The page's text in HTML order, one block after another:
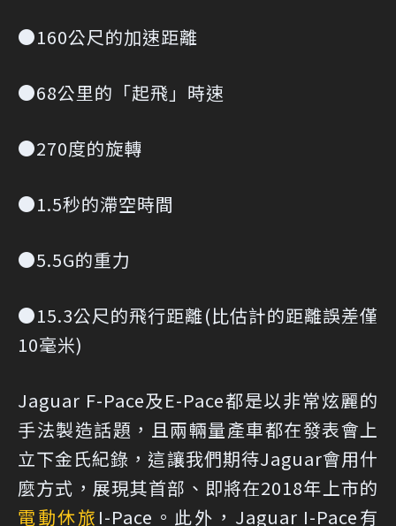
●160公尺的加速距離
●68公里的「起飛」時速
●270度的旋轉
●1.5秒的滯空時間
●5.5G的重力
●15.3公尺的飛行距離(比估計的距離誤差僅
10毫米)
Jaguar F-Pace及E-Pace都是以非常炫麗的
手法製造話題，且兩輛量產車都在發表會上
立下金氏紀錄，這讓我們期待Jaguar會用什
麼方式，展現其首部、即將在2018年上市的
電動休旅 I-Pace。此外，Jaguar I-Pace有